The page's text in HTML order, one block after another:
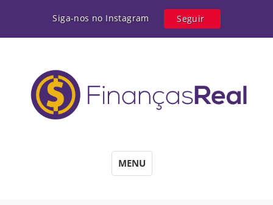
Siga-nos no Instagram Seguir
MENU